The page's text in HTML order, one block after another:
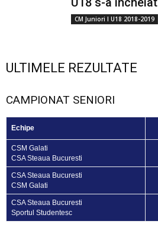
CM Juniori I U18 2018-2019
ULTIMELE REZULTATE
CAMPIONAT SENIORI
Echipe
CSM Galati
CSA Steaua Bucuresti
CSA Steaua Bucuresti
CSM Galati
CSA Steaua Bucuresti
Sportul Studentesc